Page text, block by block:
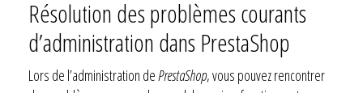
Résolution des problèmes courants
d’administration dans PrestaShop
Lors de l’administration dePrestaShop, vous pouvez rencontrer